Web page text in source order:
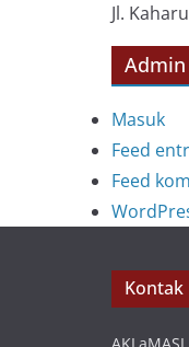
Jl.
Admin
Masuk
Feed
Feed
Kontak